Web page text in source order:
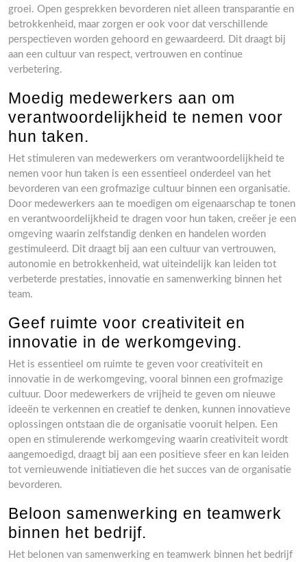
groei. Open gesprekken bevorderen niet alleen transparantie en
betrokkenheid, maar zorgen er ook voor dat verschillende
perspectieven worden gehoord en gewaardeerd. Dit draagt bij
aan een cultuur van respect, vertrouwen en continue
verbetering.
Moedig medewerkers aan om
verantwoordelijkheid te nemen voor
hun taken.
Het stimuleren van medewerkers om verantwoordelijkheid te
nemen voor hun taken is een essentieel onderdeel van het
bevorderen van een grofmazige cultuur binnen een organisatie.
Door medewerkers aan te moedigen om eigenaarschap te tonen
en verantwoordelijkheid te dragen voor hun taken, creëer je een
omgeving waarin zelfstandig denken en handelen worden
gestimuleerd. Dit draagt bij aan een cultuur van vertrouwen,
autonomie en betrokkenheid, wat uiteindelijk kan leiden tot
verbeterde prestaties, innovatie en samenwerking binnen het
team.
Geef ruimte voor creativiteit en
innovatie in de werkomgeving.
Het is essentieel om ruimte te geven voor creativiteit en
innovatie in de werkomgeving, vooral binnen een grofmazige
cultuur. Door medewerkers de vrijheid te geven om nieuwe
ideeën te verkennen en creatief te denken, kunnen innovatieve
oplossingen ontstaan die de organisatie vooruit helpen. Een
open en stimulerende werkomgeving waarin creativiteit wordt
aangemoedigd, draagt bij aan een positieve sfeer en kan leiden
tot vernieuwende initiatieven die het succes van de organisatie
bevorderen.
Beloon samenwerking en teamwerk
binnen het bedrijf.
Het belonen van samenwerking en teamwerk binnen het bedrijf